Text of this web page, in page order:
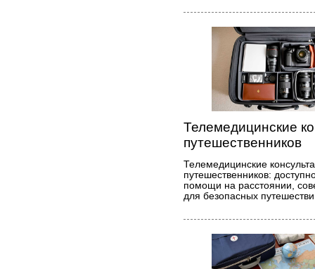
Телемедицинские
путешественников
Телемедицинские
путешественников:
помощи на расстоянии,
для безопасных